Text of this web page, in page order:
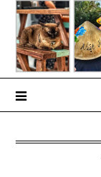
Skip
content